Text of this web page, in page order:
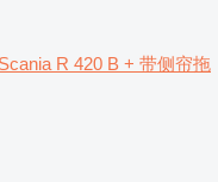
R 420 B + 带侧帘拖